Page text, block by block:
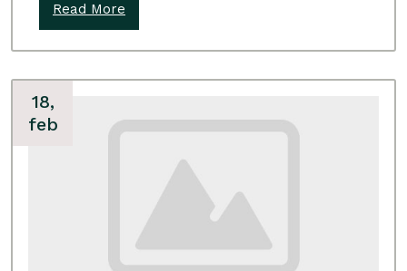
Read More
18,
feb